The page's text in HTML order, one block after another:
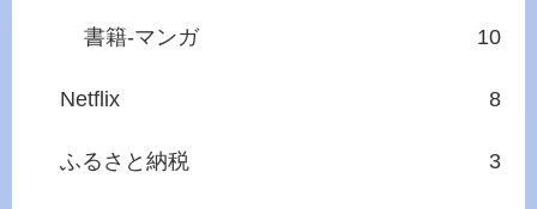
書籍‐マンガ 10
Netflix 8
ふるさと納税 3